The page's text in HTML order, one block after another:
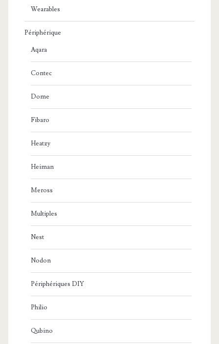
Wearables
Périphérique
Aqara
Contec
Dome
Fibaro
Heatzy
Heiman
Meross
Multiples
Nest
Nodon
Périphériques DIY
Philio
Qubino